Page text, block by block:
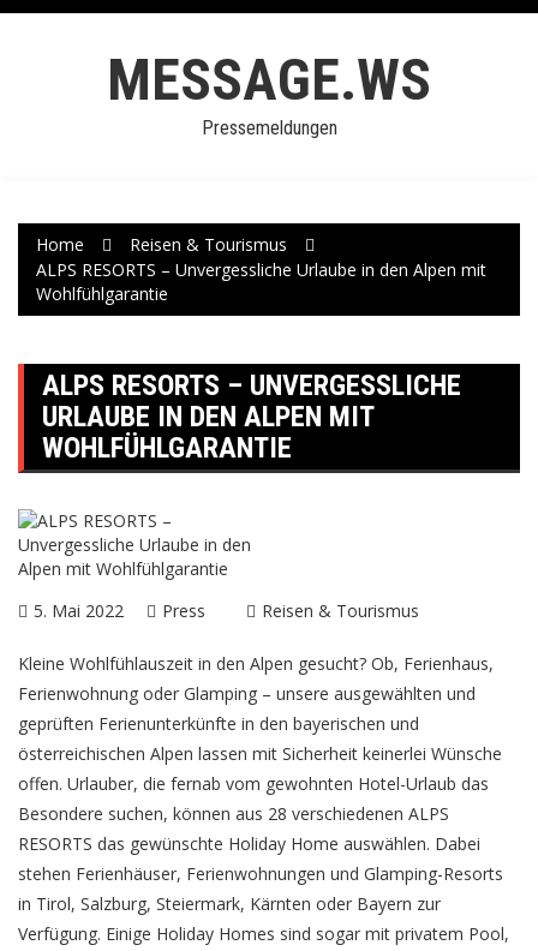
Skip
MESSAGE.WS
Pressemeldungen
Home
Reisen & Tourismus
ALPS RESORTS – Unvergessliche Urlaube in den Alpen mit
Wohlfühlgarantie
ALPS RESORTS – UNVERGESSLICHE
URLAUBE IN DEN ALPEN MIT
WOHLFÜHLGARANTIE
5. Mai 2022 Press Reisen & Tourismus
Kleine Wohlfühlauszeit in den Alpen gesucht? Ob, Ferienhaus,
Ferienwohnung oder Glamping – unsere ausgewählten und
geprüften Ferienunterkünfte in den bayerischen und
österreichischen Alpen lassen mit Sicherheit keinerlei Wünsche
offen. Urlauber, die fernab vom gewohnten Hotel-Urlaub das
Besondere suchen, können aus 28 verschiedenen ALPS
RESORTS das gewünschte Holiday Home auswählen. Dabei
stehen Ferienhäuser, Ferienwohnungen und Glamping-Resorts
in Tirol, Salzburg, Steiermark, Kärnten oder Bayern zur
Verfügung. Einige Holiday Homes sind sogar mit privatem Pool,